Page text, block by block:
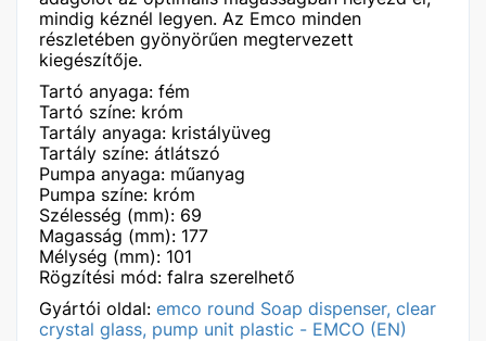
mindig kéznél legyen. Az Emco minden
részletében gyönyörűen megtervezett
kiegészítője.
Tartó anyaga: fém
Tartó színe: króm
Tartály anyaga: kristályüveg
Tartály színe: átlátszó
Pumpa anyaga: műanyag
Pumpa színe: króm
Szélesség (mm): 69
Magasság (mm): 177
Mélység (mm): 101
Rögzítési mód: falra szerelhető
Gyártói oldal: emco round Soap dispenser, clear
crystal glass, pump unit plastic - EMCO (EN)